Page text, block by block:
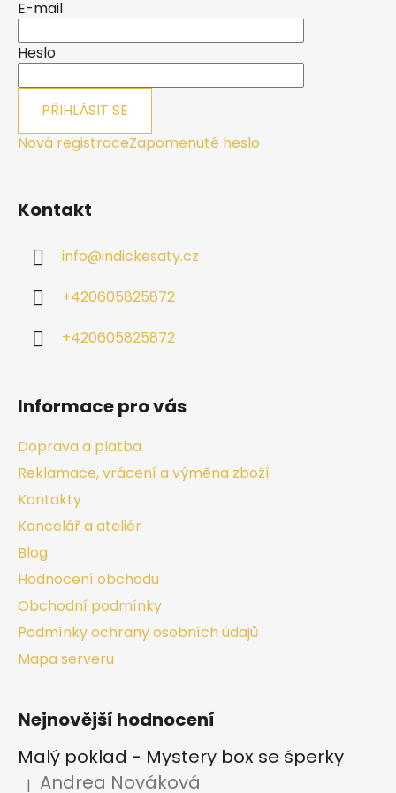
E-mail
Heslo
PŘIHLÁSIT SE
Nová registraceZapomenuté heslo
Kontakt
info@indickesaty.cz
+420605825872
+420605825872
Informace pro vás
Doprava a platba
Reklamace, vrácení a výměna zboží
Kontakty
Kancelář a ateliér
Blog
Hodnocení obchodu
Obchodní podmínky
Podmínky ochrany osobních údajů
Mapa serveru
Nejnovější hodnocení
Malý poklad - Mystery box se šperky
| Andrea Nováková